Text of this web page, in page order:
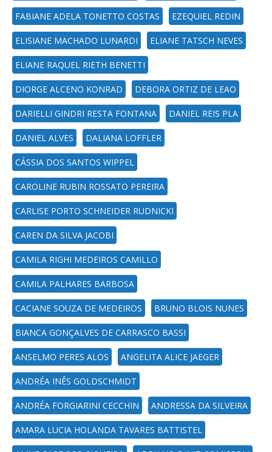
FABIANE ADELA TONETTO COSTAS EZEQUIEL REDIN
ELISIANE MACHADO LUNARDI ELIANE TATSCH NEVES
ELIANE RAQUEL RIETH BENETTI
DIORGE ALCENO KONRAD DEBORA ORTIZ DE LEAO
DARIELLI GINDRI RESTA FONTANA DANIEL REIS PLA
DANIEL ALVES DALIANA LOFFLER
CÁSSIA DOS SANTOS WIPPEL
CAROLINE RUBIN ROSSATO PEREIRA
CARLISE PORTO SCHNEIDER RUDNICKI
CAREN DA SILVA JACOBI
CAMILA RIGHI MEDEIROS CAMILLO
CAMILA PALHARES BARBOSA
CACIANE SOUZA DE MEDEIROS BRUNO BLOIS NUNES
BIANCA GONÇALVES DE CARRASCO BASSI
ANSELMO PERES ALOS ANGELITA ALICE JAEGER
ANDRÉA INÊS GOLDSCHMIDT
ANDRÉA FORGIARINI CECCHIN ANDRESSA DA SILVEIRA
AMARA LUCIA HOLANDA TAVARES BATTISTEL